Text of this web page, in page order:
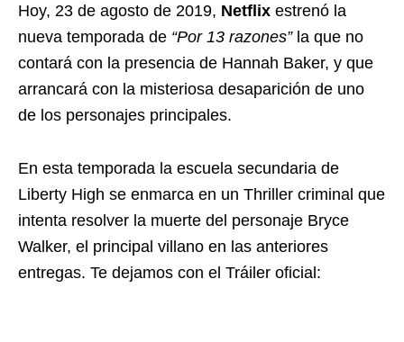
Hoy, 23 de agosto de 2019, Netflix estrenó la
nueva temporada de “Por 13 razones”la que no
contará con la presencia de Hannah Baker, y que
arrancará con la misteriosa desaparición de uno
de los personajes principales.
En esta temporada la escuela secundaria de
Liberty High se enmarca en un Thriller criminal que
intenta resolver la muerte del personaje Bryce
Walker, el principal villano en las anteriores
entregas. Te dejamos con el Tráiler oficial: